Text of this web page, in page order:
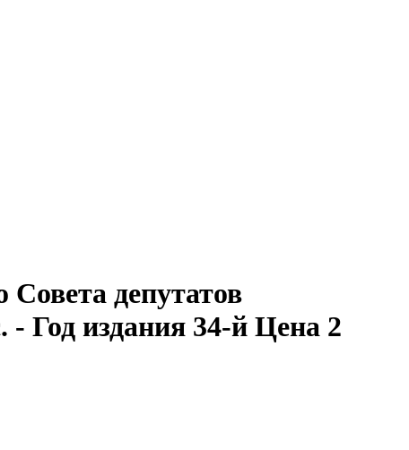
депутатов
Год издания 34-й Цена 2